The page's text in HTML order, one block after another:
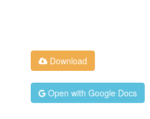
Download
Open with Google Docs